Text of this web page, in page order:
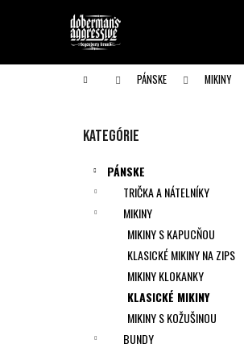
Domov PÁNSKE MIKINY
Preskočiť
Kategórie
PÁNSKE
TRIČKA A NÁTELNÍKY
MIKINY
MIKINY S KAPUCŇOU
KLASICKÉ MIKINY NA ZIPS
MIKINY KLOKANKY
KLASICKÉ MIKINY
MIKINY S KOŽUŠINOU
BUNDY
í
Späť
do obchodu
Späť
do obchodu